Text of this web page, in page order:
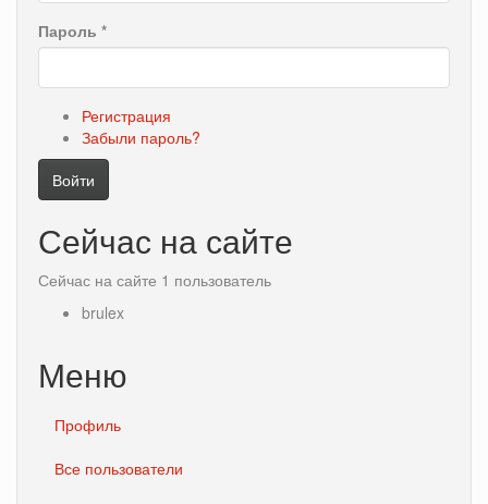
Пароль *
Регистрация
Забыли пароль?
Войти
Сейчас на сайте
Сейчас на сайте 1 пользователь
brulex
Меню
Профиль
Все пользователи